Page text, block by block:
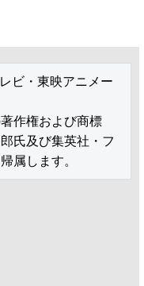
ビ・東映アニメー
作権および商標
氏及び集英社・フ
属します。